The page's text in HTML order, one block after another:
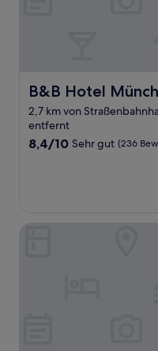
B&B Hotel
B&B Hotel München
2,7 km von
entfernt
8.4
Bewertungen)
8,4/10 Sehr gut (236